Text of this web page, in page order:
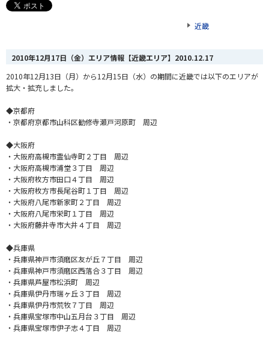
近畿
2010年12月17日（金）エリア情報【近畿エリア】 2010.12.17
2010年12月13日（月）から12月15日（水）の期間に近畿では以下のエリアが
拡大・拡充しました。
◆京都府
・京都府京都市山科区勧修寺瀬戸河原町 周辺
◆大阪府
・大阪府高槻市霊仙寺町２丁目 周辺
・大阪府高槻市浦堂３丁目 周辺
・大阪府枚方市田口４丁目 周辺
・大阪府枚方市長尾谷町１丁目 周辺
・大阪府八尾市新家町２丁目 周辺
・大阪府八尾市栄町１丁目 周辺
・大阪府藤井寺市大井４丁目 周辺
◆兵庫県
・兵庫県神戸市須磨区友が丘７丁目 周辺
・兵庫県神戸市須磨区西落合３丁目 周辺
・兵庫県芦屋市松浜町 周辺
・兵庫県伊丹市瑞ヶ丘３丁目 周辺
・兵庫県伊丹市荒牧７丁目 周辺
・兵庫県宝塚市中山五月台３丁目 周辺
・兵庫県宝塚市伊孑志４丁目 周辺